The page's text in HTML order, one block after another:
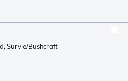
,Survie/Bushcraft